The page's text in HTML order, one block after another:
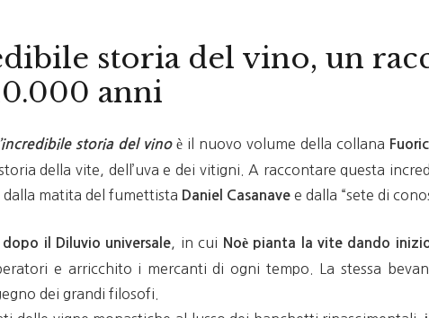
storia del vino, un
anni
storia del vinoè il nuovo volume della collana
della vite, dell’uva e dei vitigni. A raccontare questa
dalla matita del fumettista Daniel Casanave e dalla “sete di
dopo il Diluvio universale , in cui Noè pianta la vite dando
e arricchito i mercanti di ogni tempo. La stessa
dei grandi filosofi.